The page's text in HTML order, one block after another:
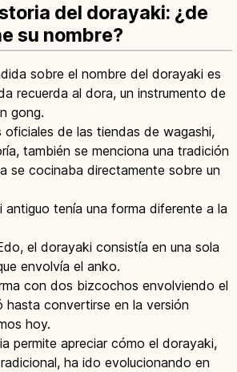
del dorayaki: ¿de
su nombre?
sobre el nombre del dorayaki es
recuerda al dora, un instrumento de
gong.
oficiales de las tiendas de wagashi,
también se menciona una tradición
se cocinaba directamente sobre un
antiguo tenía una forma diferente a la
el dorayaki consistía en una sola
envolvía el anko.
con dos bizcochos envolviendo el
hasta convertirse en la versión
hoy.
permite apreciar cómo el dorayaki,
ha ido evolucionando en